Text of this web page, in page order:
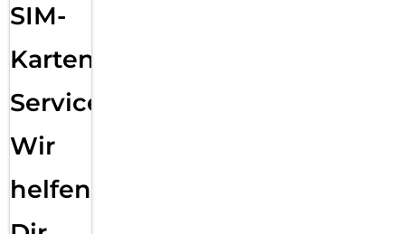
SIM-
Karten
Service:
Wir
helfen